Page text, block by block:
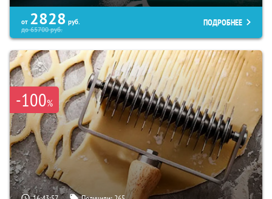
от 2828 руб.
до65700руб.
ПОДРОБНЕЕ
-100%